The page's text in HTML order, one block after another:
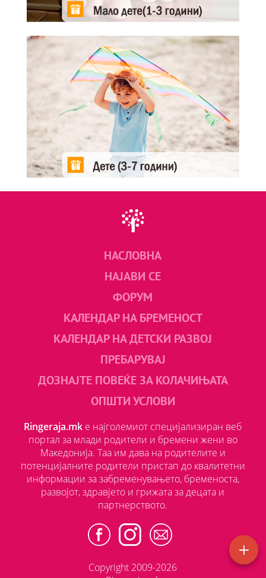
НАСЛОВНА
НАЈАВИ СЕ
ФОРУМ
КАЛЕНДАР НА БРЕМЕНОСТ
КАЛЕНДАР НА ДЕТСКИ РАЗВОЈ
ПРЕБАРУВАЈ
ДОЗНАЈТЕ ПОВЕЌЕ ЗА КОЛАЧИЊАТА
ОПШТИ УСЛОВИ
Ringeraja.mk е најголемиот специјализиран веб
портал за млади родители и бремени жени во
Македонија. Таа им дава на родителите и
потенцијалните родители пристап до квалитетни
информации за забременувањето, бременоста,
развојот, здравјето и грижата за децата и
партнерството.
Copyright 2009-2026